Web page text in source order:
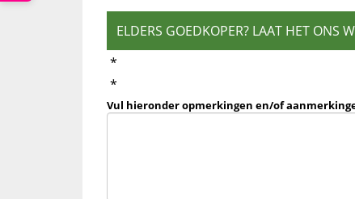
ELDERS GOEDKOPER? LAAT HET ONS
*
*
Vul hieronder opmerkingen en/of